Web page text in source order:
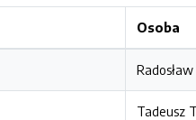
Osoba
Tadeusz